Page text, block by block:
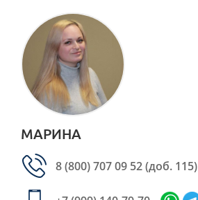
МАРИНА
8 (800) 707 09 52(доб. 115)